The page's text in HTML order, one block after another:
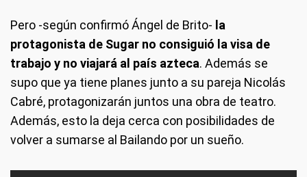
Pero -según confirmó Ángel de Brito- la
protagonista de Sugar no consiguió la visa de
trabajo y no viajará al país azteca. Además se
supo que ya tiene planes junto a su pareja Nicolás
Cabré, protagonizarán juntos una obra de teatro.
Además, esto la deja cerca con posibilidades de
volver a sumarse al Bailando por un sueño.